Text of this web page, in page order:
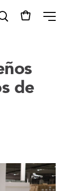
de